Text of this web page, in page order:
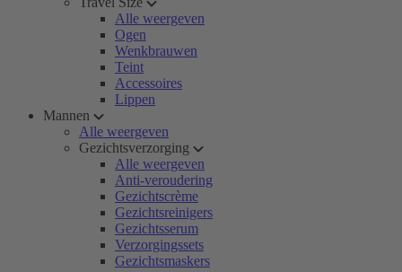
Alle weergeven
Ogen
Wenkbrauwen
Teint
Accessoires
Lippen
Mannen
Alle weergeven
Gezichtsverzorging
Alle weergeven
Anti-veroudering
Gezichtscrème
Gezichtsreinigers
Gezichtsserum
Verzorgingssets
Gezichtsmaskers